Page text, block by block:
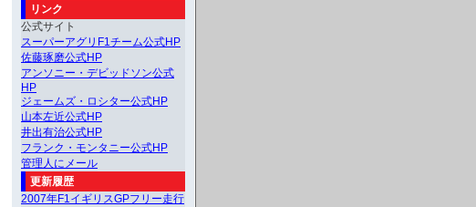
リンク
公式サイト
スーパーアグリF1チーム公式HP
佐藤琢磨公式HP
アンソニー・デビッドソン公式
HP
ジェームズ・ロシター公式HP
山本左近公式HP
井出有治公式HP
フランク・モンタニー公式HP
管理人にメール
更新履歴
2007年F1イギリスGPフリー走行